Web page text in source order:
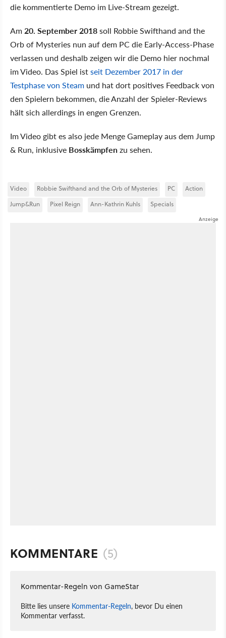
die kommentierte Demo im Live-Stream gezeigt.
Am 20. September 2018soll Robbie Swifthand and the
Orb of Mysteries nun auf dem PC die Early-Access-Phase
verlassen und deshalb zeigen wir die Demo hier nochmal
im Video. Das Spiel istseit Dezember 2017 in der
Testphase von Steam und hat dort positives Feedback von
den Spielern bekommen, die Anzahl der Spieler-Reviews
hält sich allerdings in engen Grenzen.
Im Video gibt es also jede Menge Gameplay aus dem Jump
& Run, inklusive Bosskämpfenzu sehen.
Video Robbie Swifthand and the Orb of Mysteries PC
Action
Jump&Run
Pixel Reign Ann-Kathrin Kuhls Specials
KOMMENTARE (5)
Kommentar-Regeln von GameStar
Bitte lies unsere Kommentar-Regeln, bevor Du einen
Kommentar verfasst.